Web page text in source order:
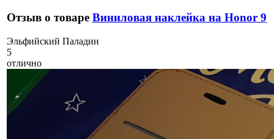
Отзыв о товаре Виниловая наклейка на Honor 9
Эльфийский Паладин
5
отлично